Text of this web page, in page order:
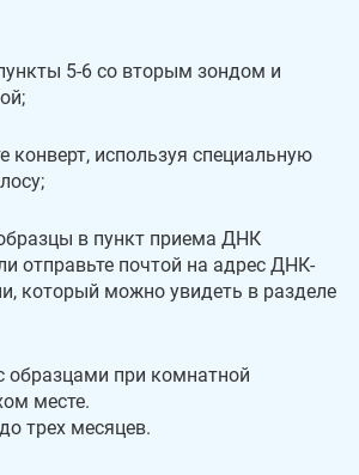
5-6 со вторым зондом и
конверт, используя специальную
в пункт приема ДНК
отправьте почтой на адрес ДНК-
который можно увидеть в разделе
образцами при комнатной
месте.
трех месяцев.